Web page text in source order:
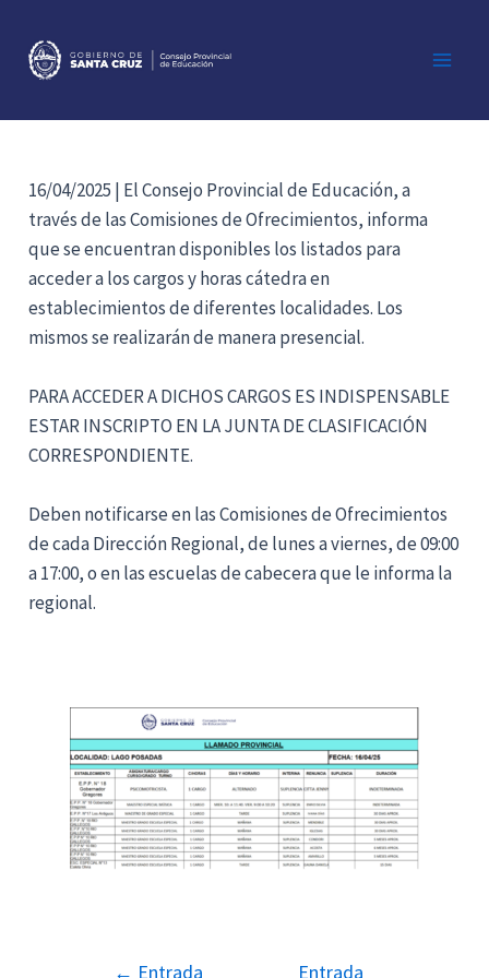
contenido
16/04/2025 | El Consejo Provincial de Educación, a
través de las Comisiones de Ofrecimientos, informa
que se encuentran disponibles los listados para
acceder a los cargos y horas cátedra en
establecimientos de diferentes localidades. Los
mismos se realizarán de manera presencial.
PARA ACCEDER A DICHOS CARGOS ES INDISPENSABLE
ESTAR INSCRIPTO EN LA JUNTA DE CLASIFICACIÓN
CORRESPONDIENTE.
Deben notificarse en las Comisiones de Ofrecimientos
de cada Dirección Regional, de lunes a viernes, de 09:00
a 17:00, o en las escuelas de cabecera que le informa la
regional.
← Entrada Entrada